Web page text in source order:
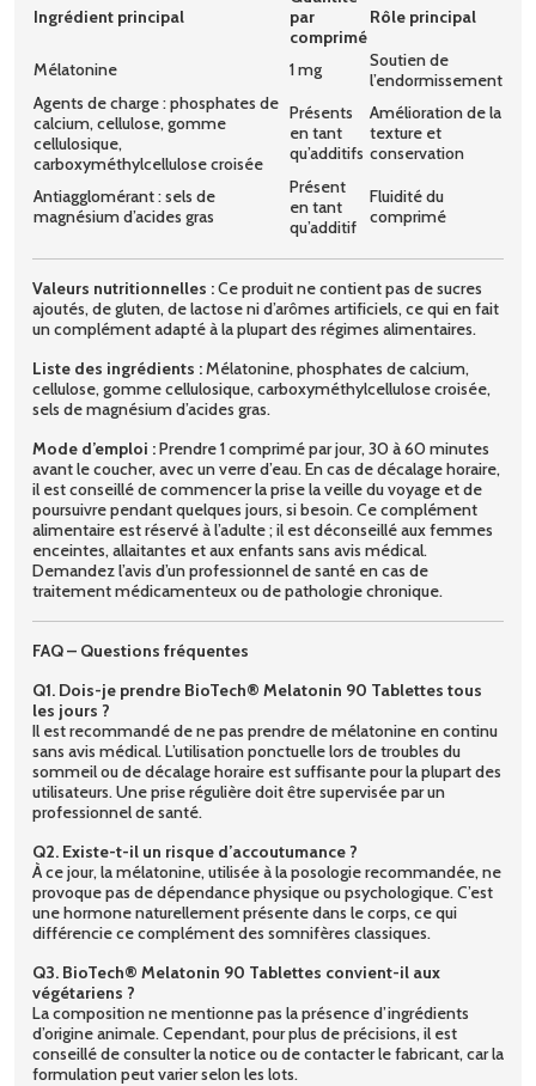
Ingrédient principal
par
comprimé
Rôle principal
Mélatonine 1 mg
Soutien de
l’endormissement
Agents de charge : phosphates de
calcium, cellulose, gomme
cellulosique,
carboxyméthylcellulose croisée
Présents
en tant
qu’additifs
Amélioration de la
texture et
conservation
Antiagglomérant : sels de
magnésium d’acides gras
Présent
en tant
qu’additif
Fluidité du
comprimé
Valeurs nutritionnelles :Ce produit ne contient pas de sucres
ajoutés, de gluten, de lactose ni d’arômes artificiels, ce qui en fait
un complément adapté à la plupart des régimes alimentaires.
Liste des ingrédients :Mélatonine, phosphates de calcium,
cellulose, gomme cellulosique, carboxyméthylcellulose croisée,
sels de magnésium d’acides gras.
Mode d’emploi :Prendre 1 comprimé par jour, 30 à 60 minutes
avant le coucher, avec un verre d’eau. En cas de décalage horaire,
il est conseillé de commencer la prise la veille du voyage et de
poursuivre pendant quelques jours, si besoin. Ce complément
alimentaire est réservé à l’adulte ; il est déconseillé aux femmes
enceintes, allaitantes et aux enfants sans avis médical.
Demandez l’avis d’un professionnel de santé en cas de
traitement médicamenteux ou de pathologie chronique.
FAQ – Questions fréquentes
Q1. Dois-je prendre BioTech® Melatonin 90 Tablettes tous
les jours ?
Il est recommandé de ne pas prendre de mélatonine en continu
sans avis médical. L’utilisation ponctuelle lors de troubles du
sommeil ou de décalage horaire est suffisante pour la plupart des
utilisateurs. Une prise régulière doit être supervisée par un
professionnel de santé.
Q2. Existe-t-il un risque d’accoutumance ?
À ce jour, la mélatonine, utilisée à la posologie recommandée, ne
provoque pas de dépendance physique ou psychologique. C’est
une hormone naturellement présente dans le corps, ce qui
différencie ce complément des somnifères classiques.
Q3. BioTech® Melatonin 90 Tablettes convient-il aux
végétariens ?
La composition ne mentionne pas la présence d’ingrédients
d’origine animale. Cependant, pour plus de précisions, il est
conseillé de consulter la notice ou de contacter le fabricant, car la
formulation peut varier selon les lots.